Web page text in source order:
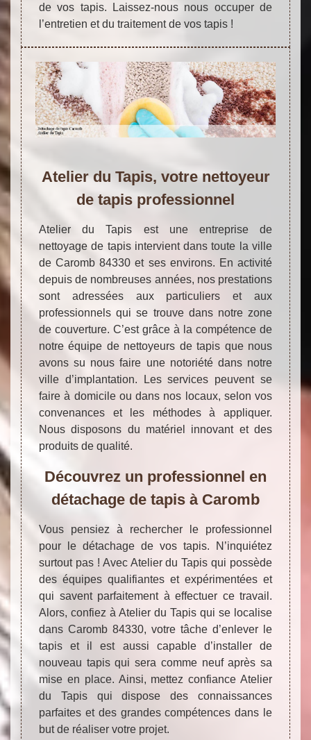
de vos tapis. Laissez-nous nous occuper de
l’entretien et du traitement de vos tapis !
Atelier du Tapis, votre nettoyeur
de tapis professionnel
Atelier du Tapis est une entreprise de
nettoyage de tapis intervient dans toute la ville
de Caromb 84330 et ses environs. En activité
depuis de nombreuses années, nos prestations
sont adressées aux particuliers et aux
professionnels qui se trouve dans notre zone
de couverture. C’est grâce à la compétence de
notre équipe de nettoyeurs de tapis que nous
avons su nous faire une notoriété dans notre
ville d’implantation. Les services peuvent se
faire à domicile ou dans nos locaux, selon vos
convenances et les méthodes à appliquer.
Nous disposons du matériel innovant et des
produits de qualité.
Découvrez un professionnel en
détachage de tapis à Caromb
Vous pensiez à rechercher le professionnel
pour le détachage de vos tapis. N’inquiétez
surtout pas ! Avec Atelier du Tapis qui possède
des équipes qualifiantes et expérimentées et
qui savent parfaitement à effectuer ce travail.
Alors, confiez à Atelier du Tapis qui se localise
dans Caromb 84330, votre tâche d’enlever le
tapis et il est aussi capable d’installer de
nouveau tapis qui sera comme neuf après sa
mise en place. Ainsi, mettez confiance Atelier
du Tapis qui dispose des connaissances
parfaites et des grandes compétences dans le
but de réaliser votre projet.